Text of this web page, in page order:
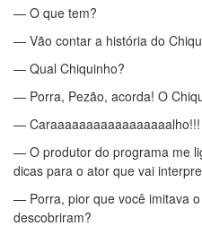
— O que tem?
— Vão contar a história do
— Qual Chiquinho?
— Porra, Pezão, acorda! O
—
— O produtor do programa me
dicas para o ator que vai
— Porra, pior que você imitava
descobriram?